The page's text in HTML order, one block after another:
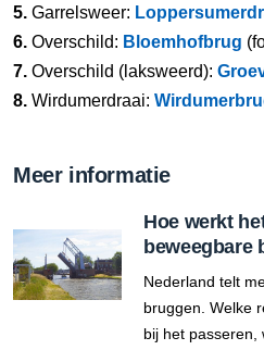
5. Garrelsweer:
6. Overschild: Bloemhofbrug
7. Overschild (laksweerd):
8. Wirdumerdraai:
Meer informatie
Hoe werkt
beweegbare
Nederland telt
bruggen. Welke
bij het passeren,